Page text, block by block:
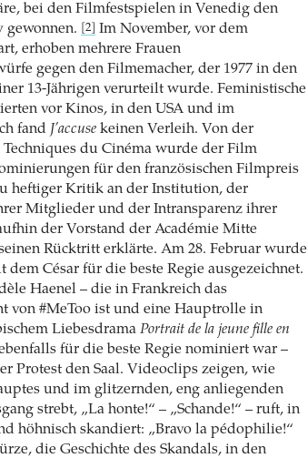
bei den Filmfestspielen in Venedig den
gewonnen.
[2]
Im November, vor dem
erhoben mehrere Frauen
gegen den Filmemacher, der 1977 in den
13-Jährigen verurteilt wurde. Feministische
vor Kinos, in den USA und im
fand J’accusekeinen Verleih. Von der
Techniques du Cinéma wurde der Film
für den französischen Filmpreis
heftiger Kritik an der Institution, der
Mitglieder und der Intransparenz ihrer
der Vorstand der Académie Mitte
Rücktritt erklärte. Am 28. Februar wurde
César für die beste Regie ausgezeichnet.
Haenel – die in Frankreich das
von #MeToo ist und eine Hauptrolle in
Liebesdrama Portrait de la jeune fille en
für die beste Regie nominiert war –
Protest den Saal. Videoclips zeigen, wie
und im glitzernden, eng anliegenden
strebt, „La honte!“ – „Schande!“ – ruft, in
höhnisch skandiert: „Bravo la pédophilie!“
die Geschichte des Skandals, in den